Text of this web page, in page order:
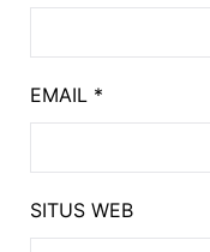
EMAIL *
SITUS WEB